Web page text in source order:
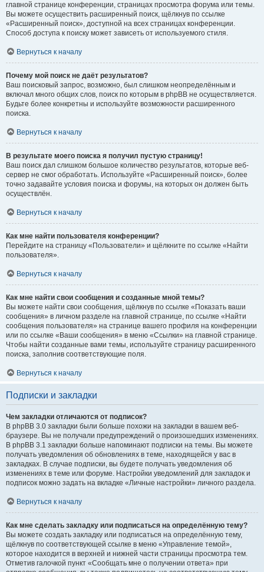
главной странице конференции, страницах просмотра форума или темы.
Вы можете осуществить расширенный поиск, щёлкнув по ссылке
«Расширенный поиск», доступной на всех страницах конференции.
Способ доступа к поиску может зависеть от используемого стиля.
Вернуться к началу
Почему мой поиск не даёт результатов?
Ваш поисковый запрос, возможно, был слишком неопределённым и
включал много общих слов, поиск по которым в phpBB не осуществляется.
Будьте более конкретны и используйте возможности расширенного
поиска.
Вернуться к началу
В результате моего поиска я получил пустую страницу!
Ваш поиск дал слишком большое количество результатов, которые веб-
сервер не смог обработать. Используйте «Расширенный поиск», более
точно задавайте условия поиска и форумы, на которых он должен быть
осуществлён.
Вернуться к началу
Как мне найти пользователя конференции?
Перейдите на страницу «Пользователи» и щёлкните по ссылке «Найти
пользователя».
Вернуться к началу
Как мне найти свои сообщения и созданные мной темы?
Вы можете найти свои сообщения, щёлкнув по ссылке «Показать ваши
сообщения» в личном разделе на главной странице, по ссылке «Найти
сообщения пользователя» на странице вашего профиля на конференции
или по ссылке «Ваши сообщения» в меню «Ссылки» на главной странице.
Чтобы найти созданные вами темы, используйте страницу расширенного
поиска, заполнив соответствующие поля.
Вернуться к началу
Подписки и закладки
Чем закладки отличаются от подписок?
В phpBB 3.0 закладки были больше похожи на закладки в вашем веб-
браузере. Вы не получали предупреждений о произошедших изменениях.
В phpBB 3.1 закладки больше напоминают подписки на темы. Вы можете
получать уведомления об обновлениях в теме, находящейся у вас в
закладках. В случае подписки, вы будете получать уведомления об
изменениях в теме или форуме. Настройки уведомлений для закладок и
подписок можно задать на вкладке «Личные настройки» личного раздела.
Вернуться к началу
Как мне сделать закладку или подписаться на определённую тему?
Вы можете создать закладку или подписаться на определённую тему,
щёлкнув по соответствующей ссылке в меню «Управление темой»,
которое находится в верхней и нижней части страницы просмотра тем.
Отметив галочкой пункт «Сообщать мне о получении ответа» при